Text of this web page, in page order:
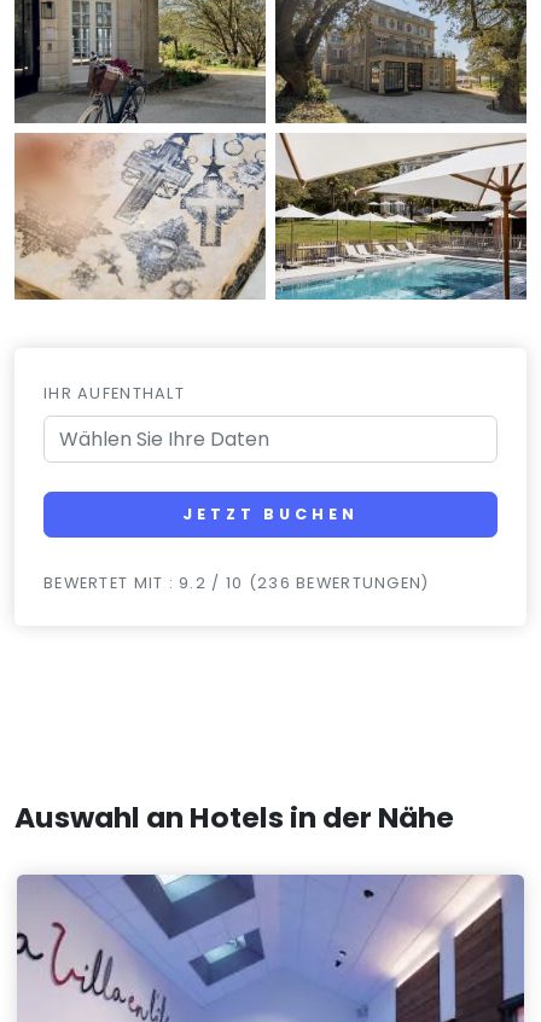
IHR AUFENTHALT
JETZT BUCHEN
BEWERTET MIT : 9.2 / 10 (236 BEWERTUNGEN)
Auswahl an Hotels in der Nähe